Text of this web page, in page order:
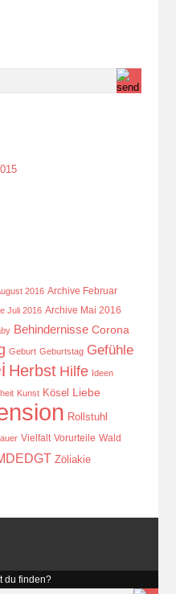
2016 Archive Februar
Juli 2016 Archive Mai 2016
Behindernisse Corona
Geburt Geburtstag Gefühle
Herbst Hilfe Ideen
Kunst Kösel Liebe
Rollstuhl
Vielfalt Vorurteile Wald
Zöliakie
du finden?